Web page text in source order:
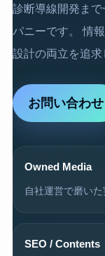
診断導線開発ま
パニーです。 情
設計の両立を追求
お問い合わせ
Owned Media
自社運営で磨いた
SEO / Contents